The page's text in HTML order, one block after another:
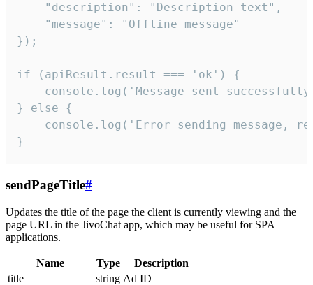
    "description": "Description text",
    "message": "Offline message"
});
if (apiResult.result === 'ok') {
console.log('Message sent
} else {
console.log('Error sending message,
}
sendPageTitle#
Updates the title of the page the client is currently viewing and the
page URL in the JivoChat app, which may be useful for SPA
applications.
Name Type
Description
title
string Ad ID